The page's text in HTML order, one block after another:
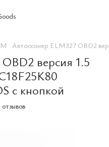
Автосканер ELM327 OBD2
версия 1.5
с кнопкой
отзывов